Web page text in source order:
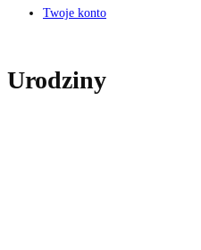
Twoje konto
Urodziny